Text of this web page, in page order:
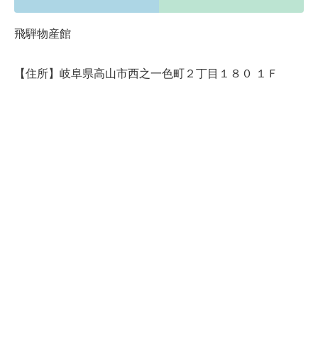
飛騨物産館
【住所】岐阜県高山市西之一色町２丁目１８０ １Ｆ